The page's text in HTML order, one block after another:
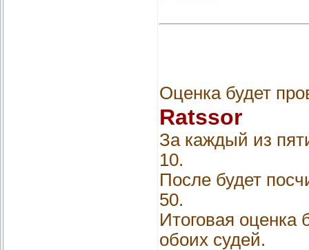
Оценка будет
Ratssor
За каждый из
10.
После будет
50.
Итоговая оценка
обоих судей.